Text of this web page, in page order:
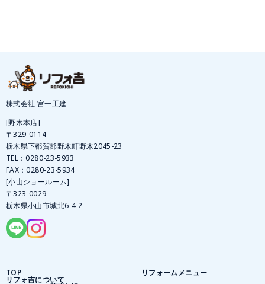
株式会社 宮一工建
[野木本店]
〒329-0114
栃木県下都賀郡野木町野木2045-23
TEL：0280-23-5933
FAX：0280-23-5934
[小山ショールーム]
〒323-0029
栃木県小山市城北6-4-2
TOP
リフォ吉について
リフォームメニュー